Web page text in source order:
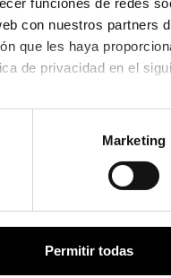
con nuestros partners
que les haya
Marketing
Permitir todas